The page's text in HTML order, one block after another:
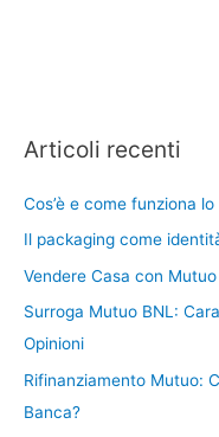
Articoli recenti
Cos’è e come funziona
Il packaging come
Vendere Casa con
Surroga Mutuo BNL:
Opinioni
Rifinanziamento Mutuo:
Banca?